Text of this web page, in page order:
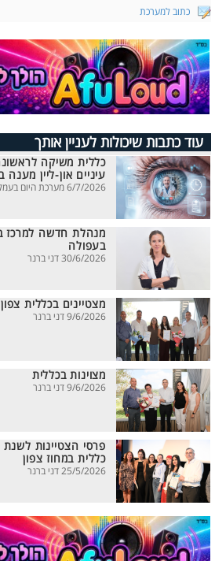
כתוב למערכת
עוד כתבות שיכולות לעניין אותך
כללית משיקה
עיניים און-ליין
6/7/2026 מערכת היום בעמק
מנהלת חדשה למרכז
בעפולה
30/6/2026 דני ברנר
מצטיינים בכללית צפון
9/6/2026 דני ברנר
מצוינות בכללית
9/6/2026 דני ברנר
כללית במחוז צפון
25/5/2026 דני ברנר